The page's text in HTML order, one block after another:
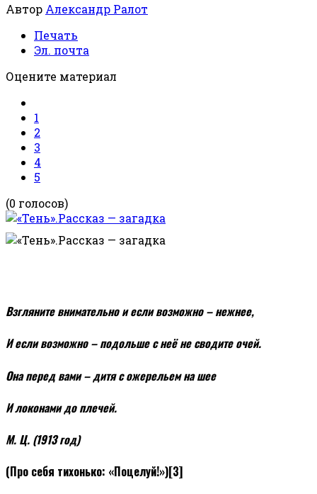
Автор Александр Ралот
Печать
Эл. почта
Оцените материал
1
2
3
4
5
(0 голосов)
Взгляните внимательно и если возможно – нежнее,
И если возможно – подольше с неё не сводите очей.
Она перед вами – дитя с ожерельем на шее
И локонами до плечей.
М. Ц. (1913 год)
(Про себя тихонько: «Поцелуй!»)[3]